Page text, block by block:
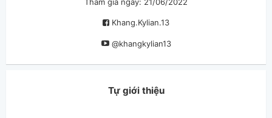
Khang.Kylian.13
@khangkylian13
Tự giới thiệu